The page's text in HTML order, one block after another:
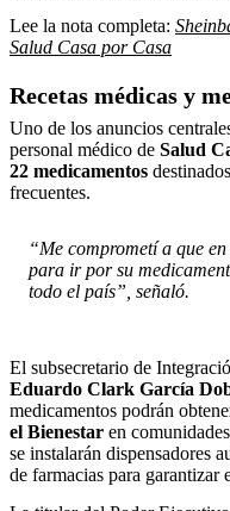
Lee la nota completa:
Salud Casa por Casa
Recetas médicas y
Uno de los anuncios
personal médico de Salud
22 medicamentos
frecuentes.
“Me comprometí a que
para ir por su
todo el país”, señaló.
El subsecretario de
Eduardo Clark García
medicamentos podrán
el Bienestar en
se instalarán dispensadores
de farmacias para garantizar